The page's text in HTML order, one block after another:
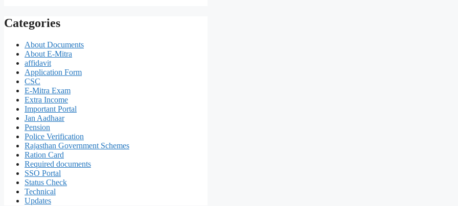
Categories
About Documents
About E-Mitra
affidavit
Application Form
CSC
E-Mitra Exam
Extra Income
Important Portal
Jan Aadhaar
Pension
Police Verification
Rajasthan Government Schemes
Ration Card
Required documents
SSO Portal
Status Check
Technical
Updates